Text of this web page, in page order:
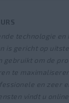
technologie
is gericht op
om de
te
en zeer
vindt u